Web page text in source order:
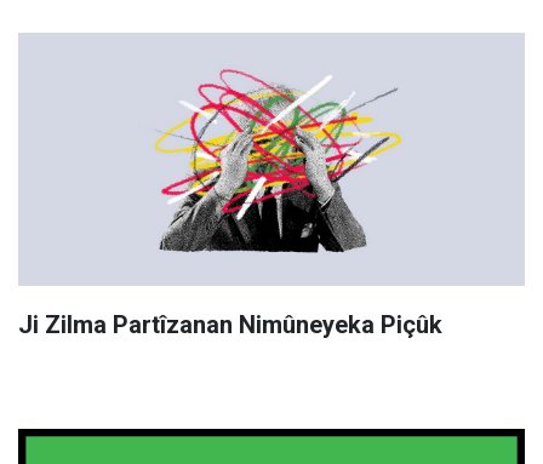
Ji Zilma Partîzanan Nimûneyeka Piçûk